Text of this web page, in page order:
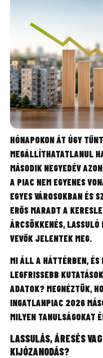
HÓNAPOKON ÁT ÚGY
MEGÁLLÍTHATATLANUL
MÁSODIK NEGYEDÉV
A PIAC NEM EGYENES
EGYES VÁROSOKBAN ÉS
ERŐS MARADT A
ÁRCSÖKKENÉS, LASSULÓ
VEVŐK JELENTEK MEG.
MI ÁLL A HÁTTÉRBEN,
LEGFRISSEBB
ADATOK? MEGNÉZTÜK,
INGATLANPIAC 2026
MILYEN TANULSÁGOKAT
LASSULÁS, ÁRESÉS
KIJÓZANODÁS?